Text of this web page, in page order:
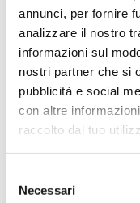
annunci, per fornire
analizzare il nostro
informazioni sul
nostri partner che si
pubblicità e social
con altre
raccolto dal tuo
delNecessari
Chirurgia(6)
Dietologia (2)